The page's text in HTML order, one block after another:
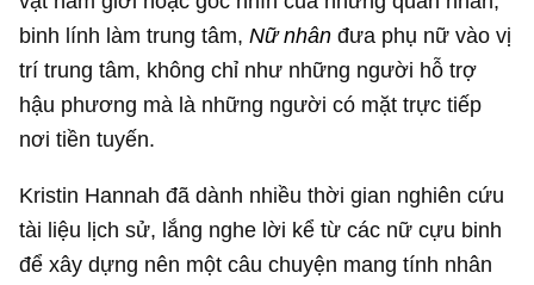
binh lính làm trung tâm,Nữ nhânđưa phụ nữ vào vị
trí trung tâm, không chỉ như những người hỗ trợ
hậu phương mà là những người có mặt trực tiếp
nơi tiền tuyến.
Kristin Hannah đã dành nhiều thời gian nghiên cứu
tài liệu lịch sử, lắng nghe lời kể từ các nữ cựu binh
để xây dựng nên một câu chuyện mang tính nhân